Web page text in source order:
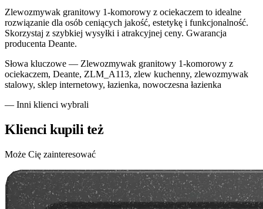
Zlewozmywak granitowy 1-komorowy z ociekaczem to idealne
rozwiązanie dla osób ceniących jakość, estetykę i funkcjonalność.
Skorzystaj z szybkiej wysyłki i atrakcyjnej ceny. Gwarancja
producenta Deante.
Słowa kluczowe — Zlewozmywak granitowy 1-komorowy z
ociekaczem, Deante, ZLM_A113, zlew kuchenny, zlewozmywak
stalowy, sklep internetowy, łazienka, nowoczesna łazienka
— Inni klienci wybrali
Klienci kupili też
Może Cię zainteresować